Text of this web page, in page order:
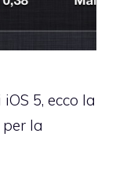
5, ecco la
la